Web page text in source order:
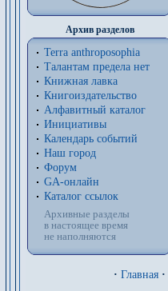
Архив разделов
Terra anthroposophia
Талантам предела нет
Книжная лавка
Книгоиздательство
Алфавитный каталог
Инициативы
Календарь событий
Наш город
Форум
GA-онлайн
Каталог ссылок
Архивные разделы
в настоящее время
не наполняются
· Главная ·